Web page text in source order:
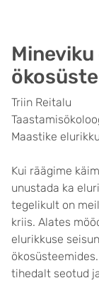
Triin Reitalu
Maastike
Kui räägime
unustada ka
tegelikult on
kriis. Alates
elurikkuse
tihedalt seotud